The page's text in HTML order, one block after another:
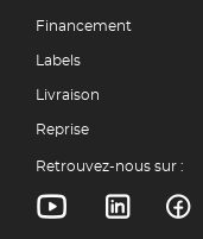
Financement
Labels
Livraison
Reprise
Retrouvez-nous sur :